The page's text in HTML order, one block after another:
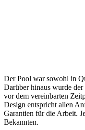
Der Pool war sowohl in
Darüber hinaus wurde
vor dem vereinbarten
Design entspricht allen
Garantien für die Arbeit.
Bekannten.